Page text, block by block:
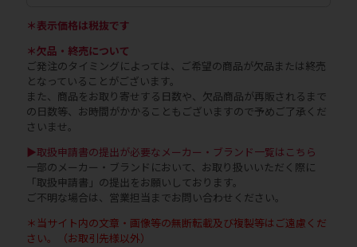
＊表示価格は税抜です
＊欠品・終売について
ご発注のタイミングによっては、ご希望の商品が欠品または終売
となっていることがございます。
また、商品をお取り寄せする日数や、欠品商品が再販されるまで
の日数等、お時間がかかることもございますので予めご了承くだ
さいませ。
▶取扱申請書の提出が必要なメーカー・ブランド一覧はこちら
一部のメーカー・ブランドにおいて、お取り扱いいただく際に
「取扱申請書」の提出をお願いしております。
ご不明な場合は、営業担当までお問い合わせください。
＊当サイト内の文章・画像等の無断転載及び複製等はご遠慮くだ
さい。（お取引先様以外）